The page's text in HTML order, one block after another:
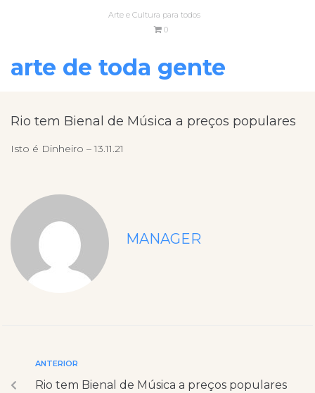
Arte e Cultura para todos
0
arte de toda gente
Rio tem Bienal de Música a preços populares
Isto é Dinheiro – 13.11.21
MANAGER
ANTERIOR
Rio tem Bienal de Música a preços populares